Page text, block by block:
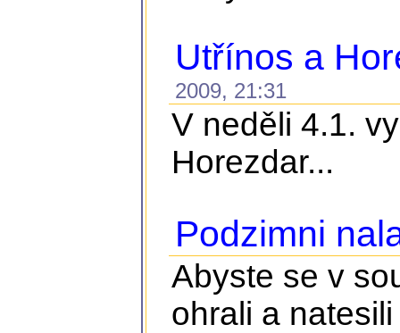
Utřínos a
2009, 21:31
V neděli 4.1.
Horezdar...
Podzimni
Abyste se v
ohrali a